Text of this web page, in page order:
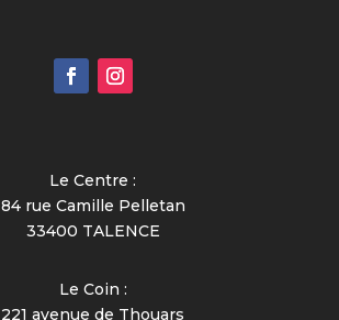
Le Centre :
84 rue Camille Pelletan
33400 TALENCE
Le Coin :
221 avenue de Thouars